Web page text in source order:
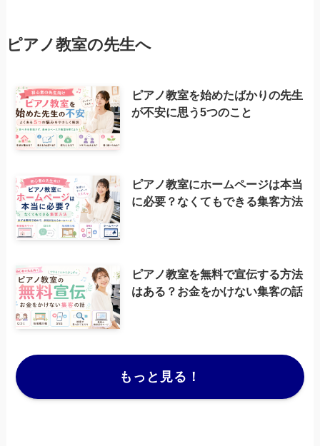
ピアノ教室の先生へ
ピアノ教室を始めたばかりの先生
が不安に思う5つのこと
ピアノ教室にホームページは本当
に必要？なくてもできる集客方法
ピアノ教室を無料で宣伝する方法
はある？お金をかけない集客の話
もっと見る！